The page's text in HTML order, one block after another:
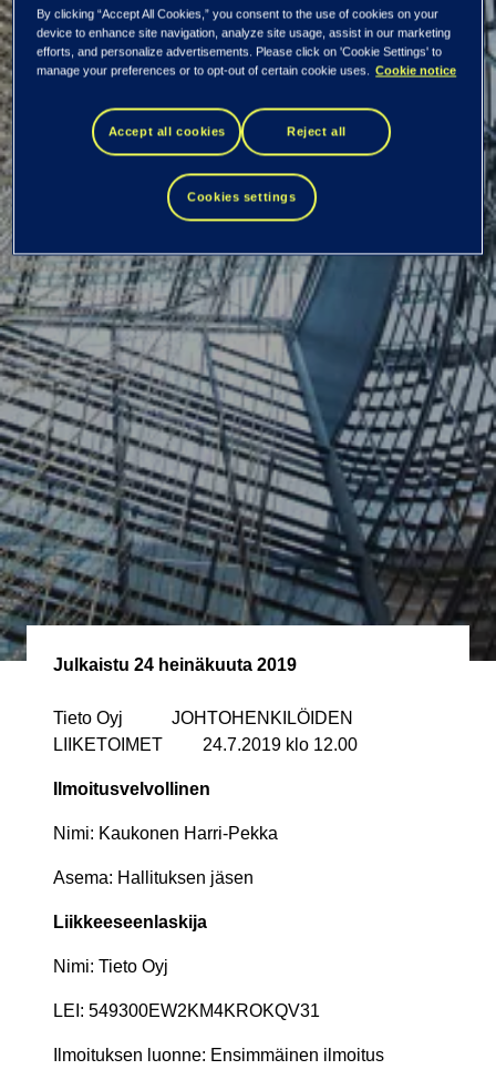
Kaikki uutiset ja tiedotteet
Tieto Oyj: Johdon
liiketoimet – Harri-
Pekka Kaukonen
Julkaistu 24 heinäkuuta 2019
Tieto Oyj JOHTOHENKILÖIDEN
LIIKETOIMET 24.7.2019 klo 12.00
Ilmoitusvelvollinen
Nimi: Kaukonen Harri-Pekka
Asema: Hallituksen jäsen
Liikkeeseenlaskija
Nimi: Tieto Oyj
LEI: 549300EW2KM4KROKQV31
Ilmoituksen luonne: Ensimmäinen ilmoitus
By clicking “Accept All Cookies,” you consent to the use of cookies on your
device to enhance site navigation, analyze site usage, assist in our marketing
efforts, and personalize advertisements. Please click on 'Cookie Settings' to
manage your preferences or to opt-out of certain cookie uses. Cookie notice
Accept all cookies Reject all
Cookies settings